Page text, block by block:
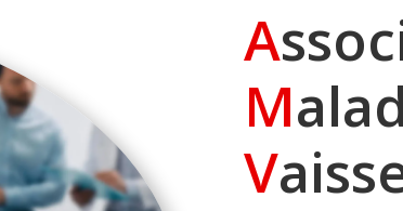
A
M
V